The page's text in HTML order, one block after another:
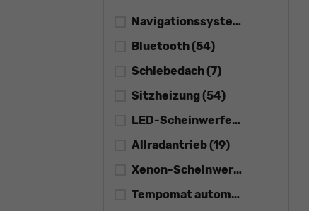
Navigationssystem
Bluetooth(54)
Schiebedach(7)
Sitzheizung(54)
LED-Scheinwerfer(53)
Allradantrieb(19)
Xenon-Scheinwerfer
Tempomat automatisch (ACC)